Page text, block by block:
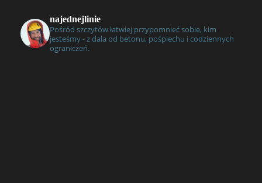
najednejlinie
Pośród szczytów łatwiej przypomnieć sobie, kim
jesteśmy - z dala od betonu, pośpiechu i codziennych
ograniczeń.